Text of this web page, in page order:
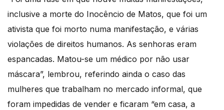
inclusive a morte do Inocêncio de Matos, que foi um
ativista que foi morto numa manifestação, e várias
violações de direitos humanos. As senhoras eram
espancadas. Matou-se um médico por não usar
máscara”, lembrou, referindo ainda o caso das
mulheres que trabalham no mercado informal, que
foram impedidas de vender e ficaram “em casa, a